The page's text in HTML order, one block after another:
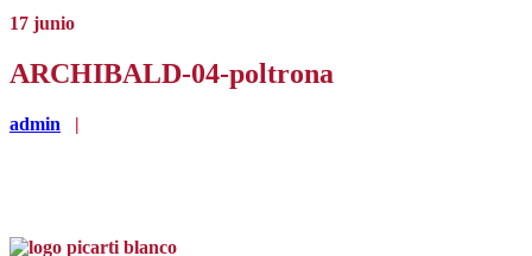
17 junio
ARCHIBALD-04-poltrona
admin |